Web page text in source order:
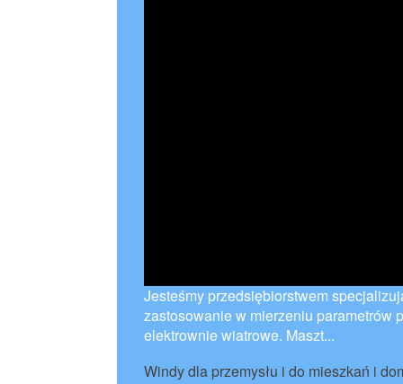
Jesteśmy przedsiębiorstwem
zastosowanie w mierzeniu parametrów
elektrownie wiatrowe. Maszt...
Windy dla przemysłu i do mieszkań i